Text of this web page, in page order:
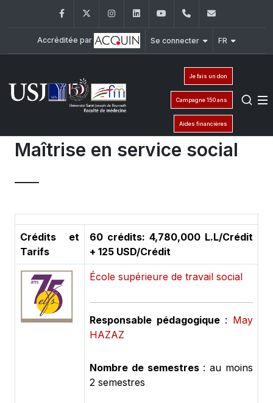
FacebookTwitter InstagramLinkedInYouTube+961 (1) 421 235
Accréditée par Se connecter FR
Je fais un don
Campagne 150 ans
Aides financières
Maîtrise en service social
Crédits et
Tarifs
60 crédits: 4,780,000 L.L/Crédit
+ 125 USD/Crédit
École supérieure de travail social
Responsable pédagogique: May
HAZAZ
Nombre de semestres: au moins
2 semestres